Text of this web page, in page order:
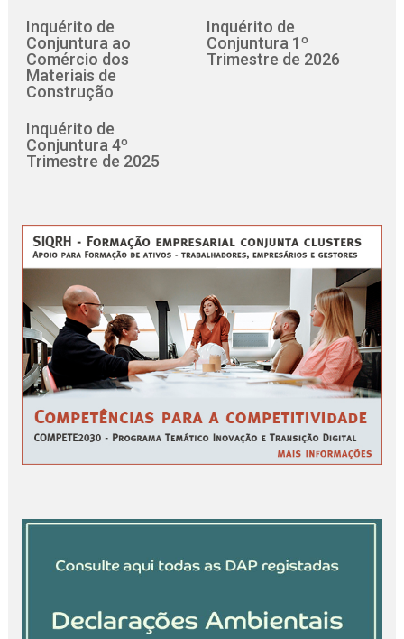
Inquérito de
Conjuntura ao
Comércio dos
Materiais de
Construção
Inquérito de
Conjuntura 1º
Trimestre de 2026
Inquérito de
Conjuntura 4º
Trimestre de 2025